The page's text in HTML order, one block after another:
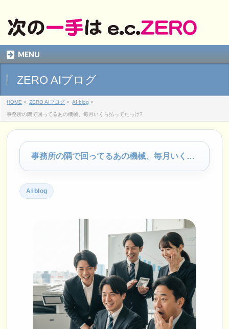
MENU
ZERO AIブログ
HOME » ZERO AIブログ » AI blog »
事務所の隅で回ってるあの機械、毎月いくら払ってたっけ?
事務所の隅で回ってるあの機械、毎月いくら払ってたっけ?
AI blog